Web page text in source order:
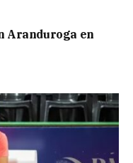
Aranduroga en